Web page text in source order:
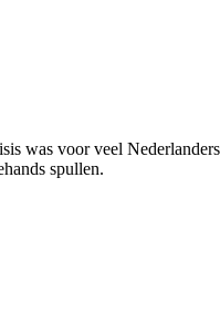
was voor veel
spullen.